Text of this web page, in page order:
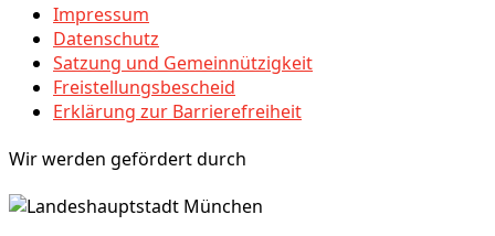
Impressum
Datenschutz
Satzung und Gemeinnützigkeit
Freistellungsbescheid
Erklärung zur Barrierefreiheit
Wir werden gefördert durch